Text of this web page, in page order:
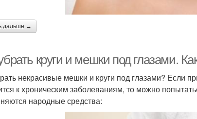
дальше →
круги и мешки под глазами.
некрасивые мешки и круги под глазами? Если
к хроническим заболеваниям, то можно
народные средства: